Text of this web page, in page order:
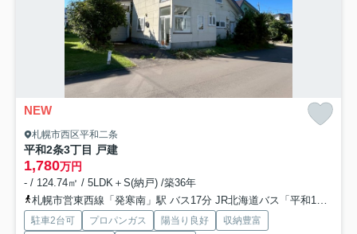
NEW
札幌市西区平和二条
平和2条3丁目 戸建
1,780万円
- / 124.74㎡ / 5LDK＋S(納戸) /築36年
札幌市営東西線「発寒南」駅 バス17分 JR北海道バス「平和1条3丁目」 停歩3分
駐車2台可 プロパンガス 陽当り良好
収納豊富